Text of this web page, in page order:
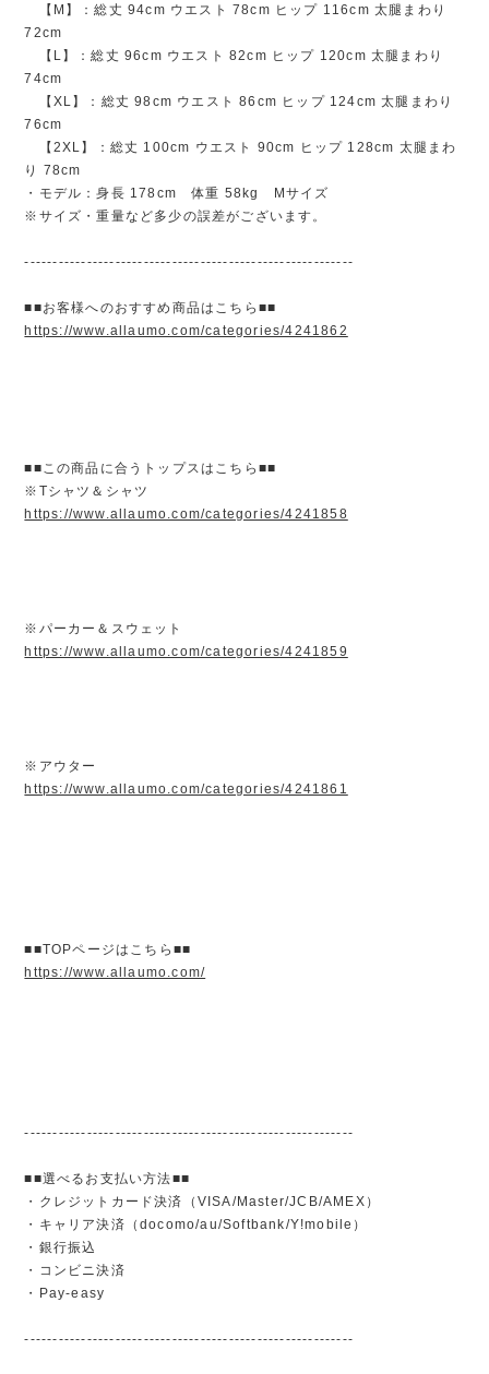
【M】：総丈 94cm ウエスト 78cm ヒップ 116cm 太腿まわり
72cm
【L】：総丈 96cm ウエスト 82cm ヒップ 120cm 太腿まわり
74cm
【XL】：総丈 98cm ウエスト 86cm ヒップ 124cm 太腿まわり
76cm
【2XL】：総丈 100cm ウエスト 90cm ヒップ 128cm 太腿まわ
り 78cm
・モデル：身長 178cm 体重 58kg Mサイズ
※サイズ・重量など多少の誤差がございます。
----------------------------------------------------------
■■お客様へのおすすめ商品はこちら■■
https://www.allaumo.com/categories/4241862
■■この商品に合うトップスはこちら■■
※Tシャツ＆シャツ
https://www.allaumo.com/categories/4241858
※パーカー＆スウェット
https://www.allaumo.com/categories/4241859
※アウター
https://www.allaumo.com/categories/4241861
■■TOPページはこちら■■
https://www.allaumo.com/
----------------------------------------------------------
■■選べるお支払い方法■■
・クレジットカード決済（VISA/Master/JCB/AMEX）
・キャリア決済（docomo/au/Softbank/Y!mobile）
・銀行振込
・コンビニ決済
・Pay-easy
----------------------------------------------------------